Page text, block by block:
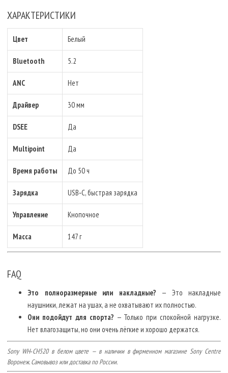
ХАРАКТЕРИСТИКИ
Цвет Белый
Bluetooth 5.2
ANC Нет
Драйвер 30 мм
DSEE Да
Multipoint Да
Время работы До 50 ч
Зарядка USB‑C, быстрая зарядка
Управление Кнопочное
Масса 147 г
FAQ
Это полноразмерные или накладные? — Это накладные
наушники, лежат на ушах, а не охватывают их полностью.
Они подойдут для спорта? — Только при спокойной нагрузке.
Нет влагозащиты, но они очень лёгкие и хорошо держатся.
Sony WH‑CH520 в белом цвете — в наличии в фирменном магазине Sony Centre
Воронеж. Самовывоз или доставка по России.